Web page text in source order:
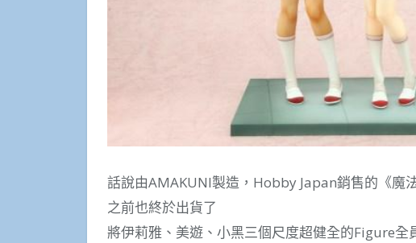
話說由AMAKUNI製造，Hobby Japan銷售的《魔
之前也終於出貨了
將伊莉雅、美遊、小黑三個尺度超健全的Figure